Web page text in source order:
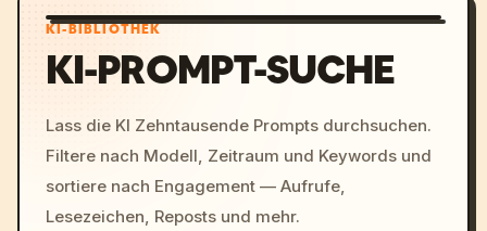
KI-BIBLIOTHEK
KI-PROMPT-SUCHE
Lass die KI Zehntausende Prompts durchsuchen.
Filtere nach Modell, Zeitraum und Keywords und
sortiere nach Engagement — Aufrufe,
Lesezeichen, Reposts und mehr.